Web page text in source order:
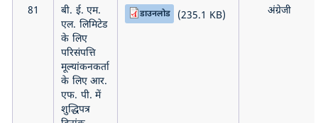
81
बी. ई. एम.
एल. लिमिटेड
के लिए
परिसंपत्ति
मूल्यांकनकर्ता
के लिए आर.
एफ. पी. में
शुद्धिपत्र
डाउनलोड (235.1 KB) अंग्रेजी